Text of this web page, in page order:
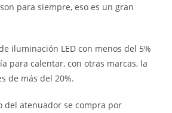
para siempre, eso es un gran
iluminación LED con menos del 5%
para calentar, con otras marcas, la
de más del 20%.
del atenuador se compra por